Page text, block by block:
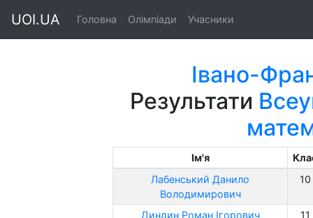
UOI.UA Головна Олімпіади Учасники
Івано-
Результати
Ім'я
Лабенський Данило
Володимирович
10
Диндин Роман Ігорович
11